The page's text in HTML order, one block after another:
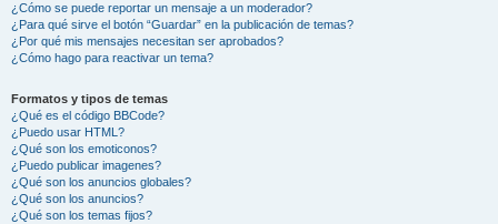
¿Cómo se puede reportar un mensaje a un moderador?
¿Para qué sirve el botón “Guardar” en la publicación de temas?
¿Por qué mis mensajes necesitan ser aprobados?
¿Cómo hago para reactivar un tema?
Formatos y tipos de temas
¿Qué es el código BBCode?
¿Puedo usar HTML?
¿Qué son los emoticonos?
¿Puedo publicar imagenes?
¿Qué son los anuncios globales?
¿Qué son los anuncios?
¿Qué son los temas fijos?